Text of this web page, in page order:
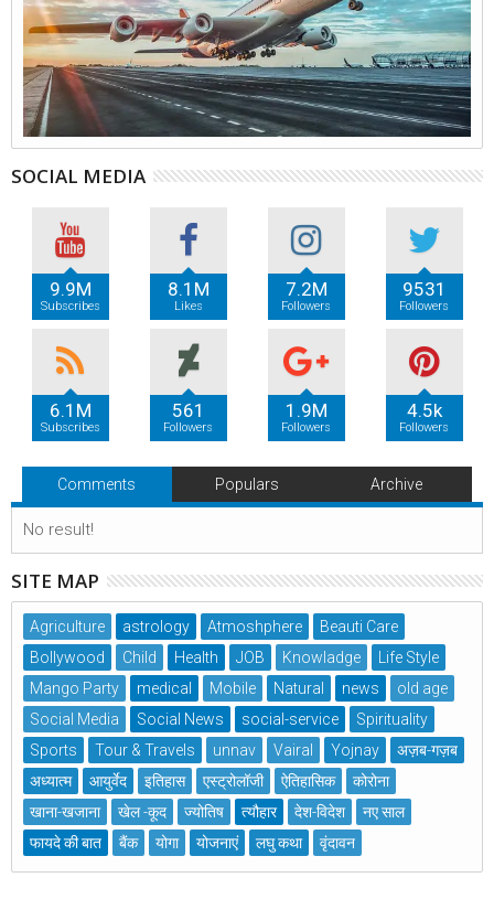
SOCIAL MEDIA
9.9M
Subscribes
8.1M
Likes
7.2M
Followers
9531
Followers
6.1M
Subscribes
561
Followers
1.9M
Followers
4.5k
Followers
Comments Populars Archive
No result!
SITE MAP
Agriculture astrology Atmoshphere
Beauti Care
Bollywood
Child Health JOB Knowladge
Life Style
Mango Party
medical Mobile Natural news
old age
Social Media
Social News social-service
Spirituality
Sports
Tour & Travels unnav Vairal Yojnay
अज़ब-गज़ब
अध्यात्म
आयुर्वेद इतिहास एस्ट्रोलॉजी ऐतिहासिक
कोरोना
खाना-खजाना
खेल -कूद ज्योतिष त्यौहार देश-विदेश
नए साल
फायदे की बात
बैंक योगा योजनाएं लघु कथा वृंदावन